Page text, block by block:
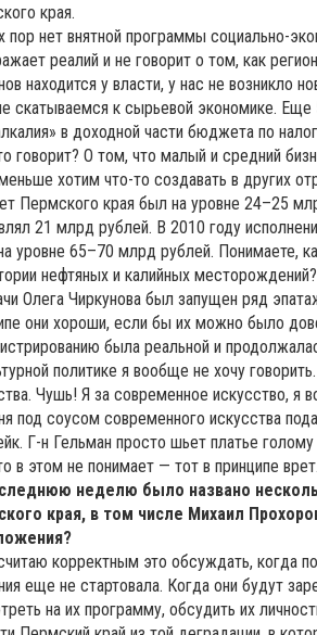
края.
пор нет внятной программы социально-
реалий и не говорит о том, как
находится у власти, у нас не возникло
скатываемся к сырьевой экономике.
в доходной части бюджета по
говорит? О том, что малый и средний
хотим что-то создавать в других
Пермского края был на уровне 24–25
21 млрд рублей. В 2010 году
уровне 65–70 млрд рублей. Понимаете,
нефтяных и калийных
Олега Чиркунова был запущен ряд
они хороши, если бы их можно было
была реальной и
политике я вообще не хочу
Чушь! Я за современное искусство, я
под соусом современного искусства
Г-н Гельман просто шьет платье
в этом не понимает — тот в принципе
неделю было названо
края, в том числе Михаил
корректным это обсуждать, когда
еще не стартовала. Когда они будут
на их программу, обсудить их